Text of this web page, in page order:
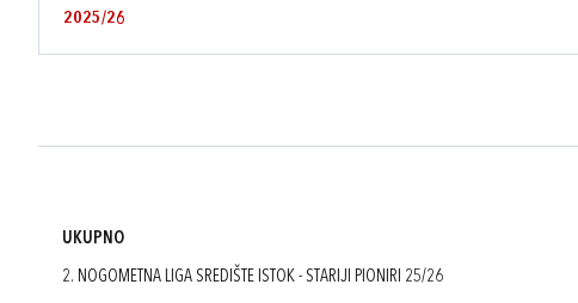
2025/26
UKUPNO
2. NOGOMETNA LIGA SREDIŠTE ISTOK - STARIJI PIONIRI 25/26